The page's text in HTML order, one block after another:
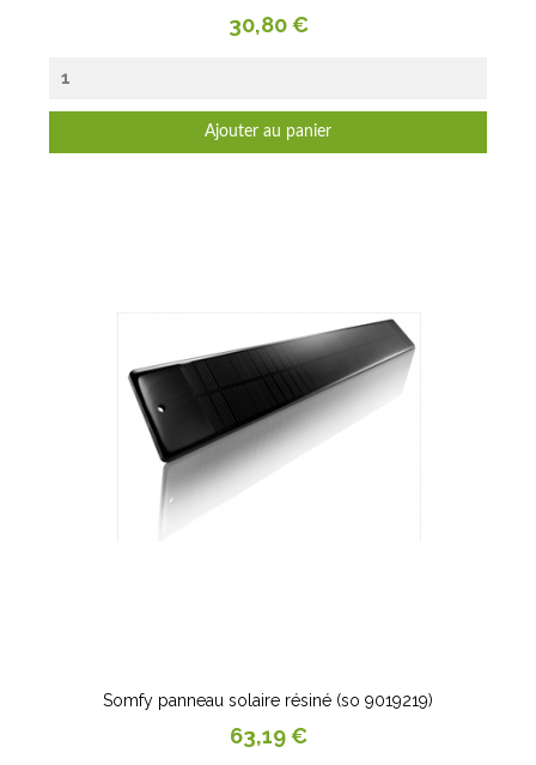
Prix
30,80 €
Ajouter au panier
Somfy panneau solaire résiné (so 9019219)
Prix
63,19 €